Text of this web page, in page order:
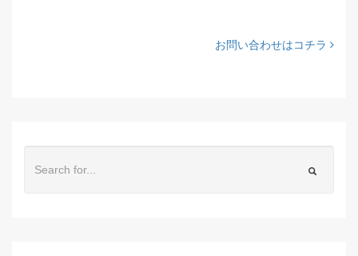
お問い合わせはコチラ